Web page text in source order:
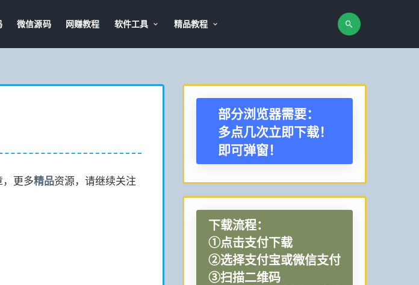
微信源码 网赚教程 软件工具 精品教程
，更多精品资源，请继续关注
部分浏览器需要：
多点几次立即下载！
即可弹窗！
下载流程：
①点击支付下载
②选择支付宝或微信支付
③扫描二维码